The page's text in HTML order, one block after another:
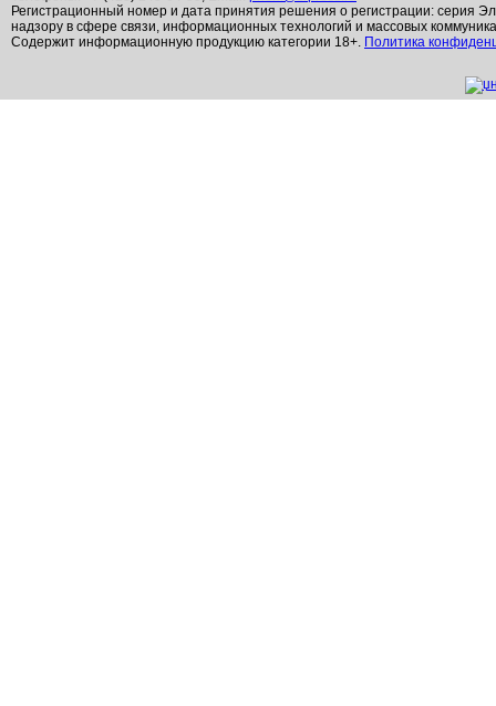
Регистрационный номер и дата принятия решения о регистрации: серия
надзору в сфере связи, информационных технологий и массовых
Содержит информационную продукцию категории 18+. Политика